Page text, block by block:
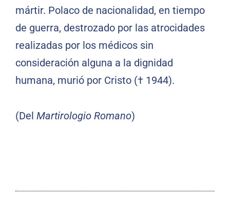
mártir. Polaco de nacionalidad, en tiempo
de guerra, destrozado por las atrocidades
realizadas por los médicos sin
consideración alguna a la dignidad
humana, murió por Cristo († 1944).
(Del Martirologio Romano)